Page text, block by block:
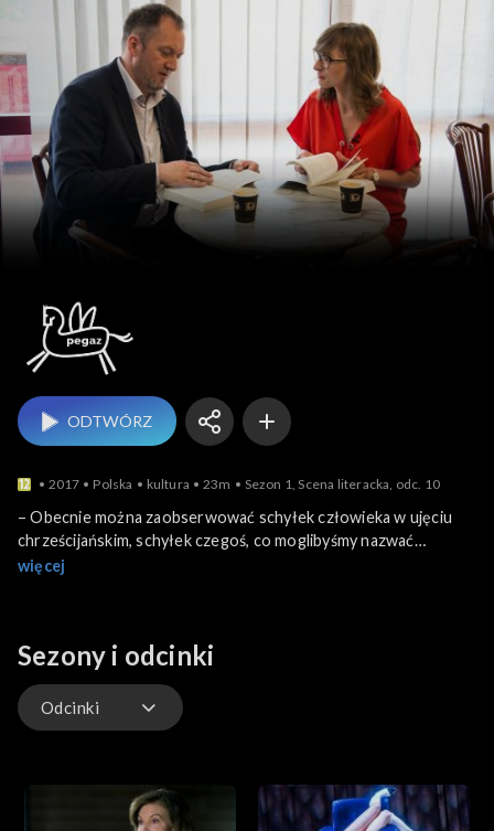
Pegaz
ODTWÓRZ
2017 Polska kultura 23m Sezon 1, Scena literacka, odc. 10
– Obecnie można zaobserwować schyłek człowieka w ujęciu
chrześcijańskim, schyłek czegoś, co moglibyśmy nazwać
cywilizacją chrześcijańską. Brzmi to kategorycznie i mocno, ale
więcej
Sezony i odcinki
Odcinki